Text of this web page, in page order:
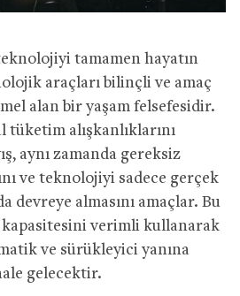
tamamen hayatın
araçları bilinçli ve amaç
alan bir yaşam felsefesidir.
alışkanlıklarını
aynı zamanda gereksiz
ve teknolojiyi sadece gerçek
devreye almasını amaçlar. Bu
verimli kullanarak
ve sürükleyici yanına
gelecektir.